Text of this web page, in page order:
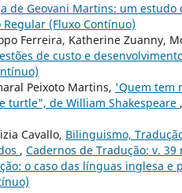
de Geovani Martins: um
(Fluxo Contínuo)
Ferreira, Katherine Zuanny,
de custo e
Peixoto Martins, 'Quem tem
turtle", de William Shakespeare ,
Cavallo, Bilinguismo,
, Cadernos de Tradução: v.
o caso das línguas inglesa e